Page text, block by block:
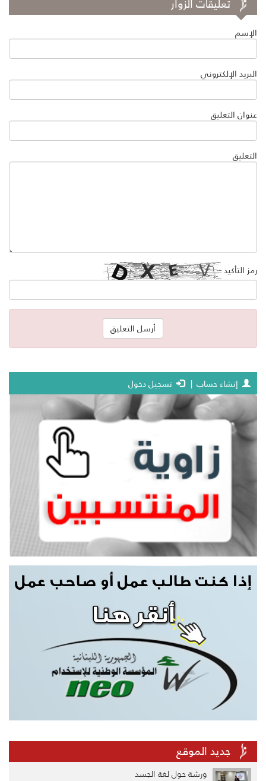
تعليقات الزوار
الإسم
البريد الإلكتروني
عنوان التعليق
التعليق
رمز التأكيد
إنشاء حساب | تسجيل دخول
جديد الموقع
ورشة حول لغة الجسد